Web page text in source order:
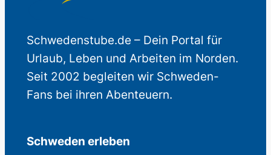
Schwedenstube.de – Dein Portal für
Urlaub, Leben und Arbeiten im Norden.
Seit 2002 begleiten wir Schweden-
Fans bei ihren Abenteuern.
Schweden erleben